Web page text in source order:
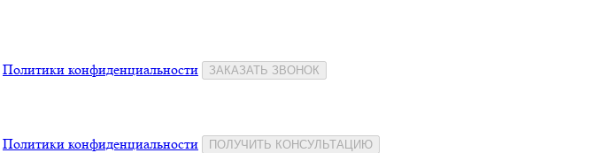
Политики конфиденциальности ЗАКАЗАТЬ ЗВОНОК
Политики конфиденциальности ПОЛУЧИТЬ КОНСУЛЬТАЦИЮ